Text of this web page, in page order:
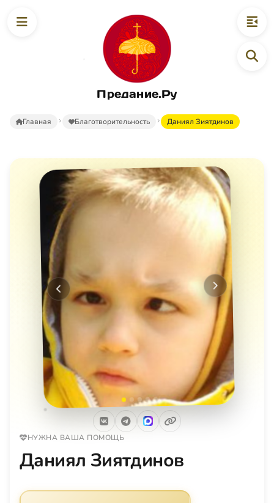
Предание.Ру
Главная Благотворительность Даниял Зиятдинов
Предыдущее Следующее
НУЖНА ВАША ПОМОЩЬ
Даниял Зиятдинов